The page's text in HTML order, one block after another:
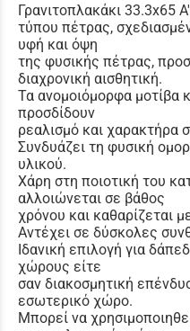
Γρανιτοπλακάκι 33.3x65
τύπου πέτρας,
υφή και όψη
της φυσικής πέτρας,
διαχρονική αισθητική.
Τα ανομοιόμορφα μοτίβα
προσδίδουν
ρεαλισμό και χαρακτήρα
Συνδυάζει τη φυσική
υλικού.
Χάρη στη ποιοτική του
αλλοιώνεται σε βάθος
χρόνου και καθαρίζεται
Αντέχει σε δύσκολες
Ιδανική επιλογή για
χώρους είτε
σαν διακοσμητική
εσωτερικό χώρο.
Μπορεί να